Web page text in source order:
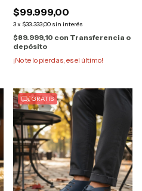
$99.999,00
3x $33.333,00 sin interés
$89.999,10 con Transferencia o
depósito
¡No te lo pierdas, es el último!
GRATIS